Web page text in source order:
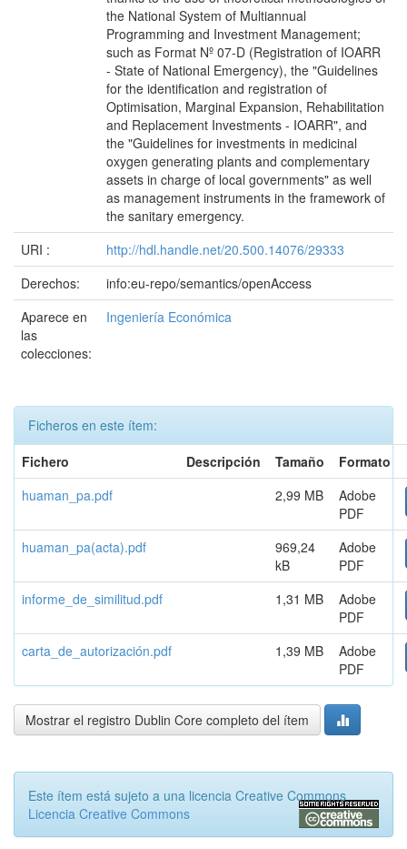
the National System of Multiannual
Programming and Investment Management;
such as Format Nº 07-D (Registration of IOARR
- State of National Emergency), the "Guidelines
for the identification and registration of
Optimisation, Marginal Expansion, Rehabilitation
and Replacement Investments - IOARR", and
the "Guidelines for investments in medicinal
oxygen generating plants and complementary
assets in charge of local governments" as well
as management instruments in the framework of
the sanitary emergency.
URI :
http://hdl.handle.net/20.500.14076/29333
Derechos:
info:eu-repo/semantics/openAccess
Aparece en
las
colecciones:
Ingeniería Económica
Ficheros en este ítem:
Fichero
Descripción Tamaño
Formato
huaman_pa.pdf
2,99 MB
Adobe
PDF
huaman_pa(acta).pdf
969,24
kB
Adobe
PDF
informe_de_similitud.pdf
1,31 MB
Adobe
PDF
carta_de_autorización.pdf
1,39 MB
Adobe
PDF
Mostrar el registro Dublin Core completo del ítem
Este ítem está sujeto a una licencia Creative Commons
Licencia Creative Commons